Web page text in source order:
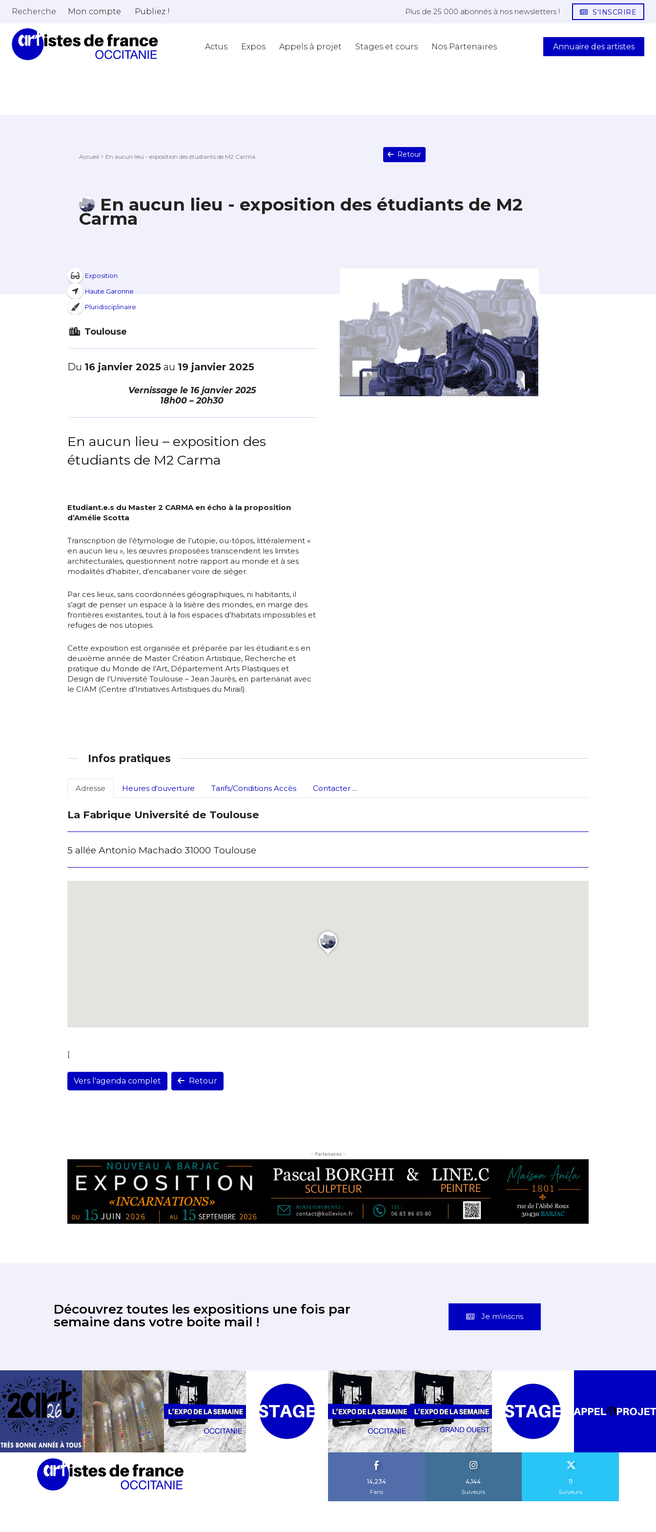
Nom
Prénom
Statut / Organisation
J'accepte lestermes et conditions
Prénom
J'accepte lestermes et conditions
Recherche Mon compte Publiez ! Plus de 25 000 abonnés à nos newsletters ! S'INSCRIRE
Actus Expos Appels à projet Stages et cours Nos Partenaires Annuaire des artistes
Accueil En aucun lieu - exposition des étudiants de M2 Carma Retour
En aucun lieu - exposition des étudiants de M2
Carma
Exposition
Haute Garonne
Pluridisciplinaire
Toulouse
Du 16 janvier 2025 au 19 janvier 2025
Vernissage le 16 janvier 2025
18h00 – 20h30
En aucun lieu – exposition des
étudiants de M2 Carma
Etudiant.e.s du Master 2 CARMA en écho à la proposition
d’Amélie Scotta
Transcription de l’étymologie de l’utopie, ou-tópos, littéralement «
en aucun lieu », les œuvres proposées transcendent les limites
architecturales, questionnent notre rapport au monde et à ses
modalités d’habiter, d’encabaner voire de siéger.
Par ces lieux, sans coordonnées géographiques, ni habitants, il
s’agit de penser un espace à la lisière des mondes, en marge des
frontières existantes, tout à la fois espaces d’habitats impossibles et
refuges de nos utopies.
Cette exposition est organisée et préparée par les étudiant.e.s en
deuxième année de Master Création Artistique, Recherche et
pratique du Monde de l’Art, Département Arts Plastiques et
Design de l’Université Toulouse – Jean Jaurès, en partenariat avec
le CIAM (Centre d’Initiatives Artistiques du Mirail).
Infos pratiques
Adresse Heures d'ouverture Tarifs/Conditions Accès Contacter ...
La Fabrique Université de Toulouse
5 allée Antonio Machado 31000 Toulouse
[
Vers l'agenda complet Retour
- Partenaires -
Découvrez toutes les expositions une fois par
semaine dans votre boite mail !
14,234
Fans
4,144
Suiveurs
11
Suiveurs